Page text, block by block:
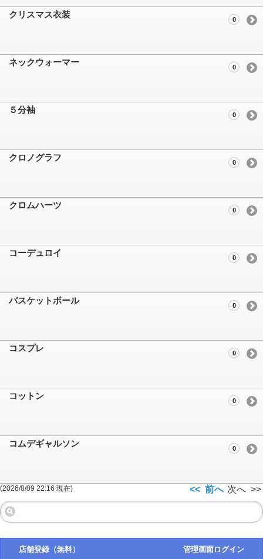
クリスマス衣装 0
ネックウォーマー 0
５分袖 0
クロノグラフ 0
クロムハーツ 0
コーデュロイ 0
バスケットボール 0
コスプレ 0
コットン 0
コムデギャルソン 0
(2026/8/09 22:16 現在) << 前へ 次へ >>
店舗登録（無料） 管理画面ログイン